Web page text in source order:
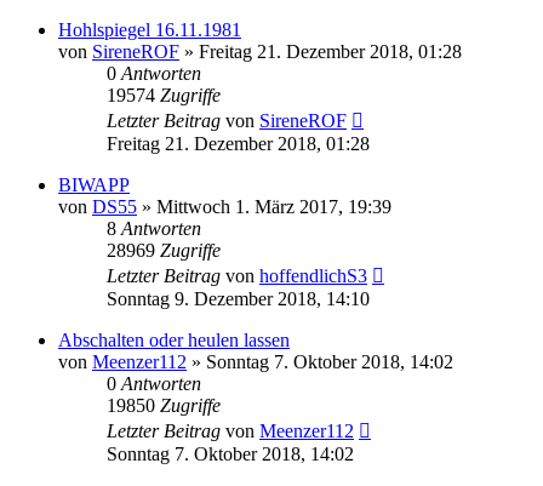
Hohlspiegel 16.11.1981
von SireneROF » Freitag 21. Dezember 2018, 01:28
0 Antworten
19574 Zugriffe
Letzter Beitrag von SireneROF
Freitag 21. Dezember 2018, 01:28
BIWAPP
von DS55 » Mittwoch 1. März 2017, 19:39
8 Antworten
28969 Zugriffe
Letzter Beitrag von hoffendlichS3
Sonntag 9. Dezember 2018, 14:10
Abschalten oder heulen lassen
von Meenzer112 » Sonntag 7. Oktober 2018, 14:02
0 Antworten
19850 Zugriffe
Letzter Beitrag von Meenzer112
Sonntag 7. Oktober 2018, 14:02